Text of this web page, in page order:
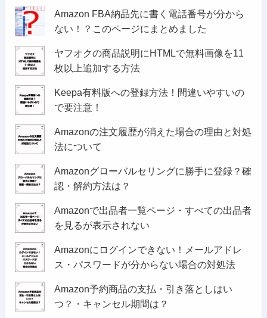
Amazon FBA納品先に書く電話番号が分から
ない！？このページにまとめました
ヤフオクの商品説明にHTMLで無料画像を11
枚以上追加する方法
Keepa有料版への登録方法！間違いやすいの
で要注意！
Amazonの注文履歴が消えた場合の理由と対処
法について
Amazonグローバルセリングに勝手に登録？確
認・解約方法は？
Amazonで出品者一覧ページ・すべての出品者
を見るが表示されない
Amazonにログインできない！メールアドレ
ス・パスワードが分からない場合の対処法
Amazon予約商品の支払・引き落としはい
つ？・キャンセル期間は？